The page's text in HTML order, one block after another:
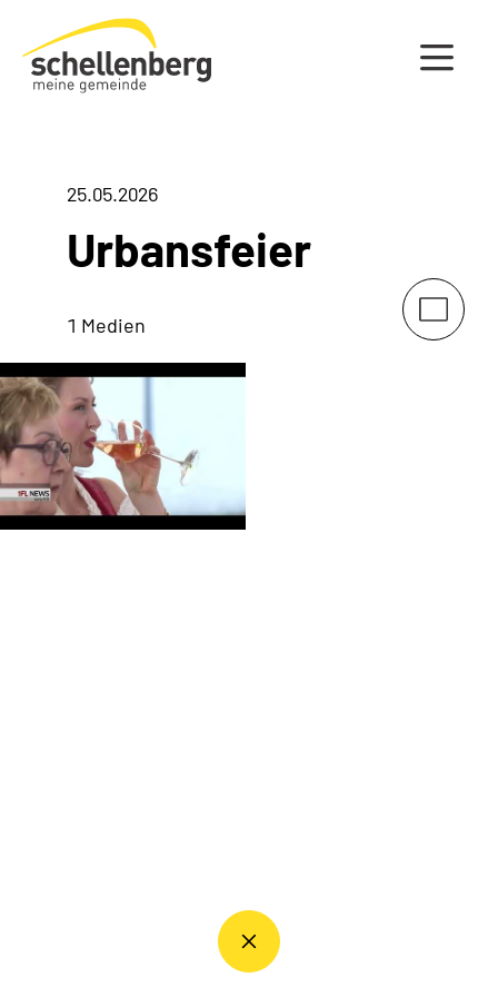
Gemeinde Schellenberg Startseite
25.05.2026
Urbansfeier
1 Medien